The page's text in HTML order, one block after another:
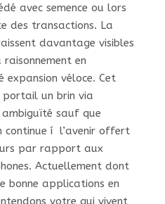
avec semence ou lors
des transactions. La
davantage visibles
en
expansion véloce. Cet
un brin via
ambiguïté sauf que
continue í l’avenir offert
par rapport aux
Actuellement dont
bonne applications en
votre qui vivent